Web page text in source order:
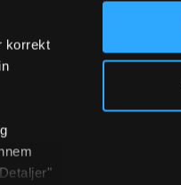
korrekt